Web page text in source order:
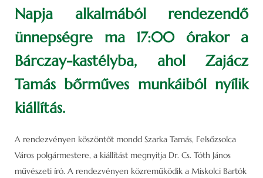
Napja alkalmából rendezendő
ünnepségre ma 17:00 órakor a
Bárczay-kastélyba, ahol Zajácz
Tamás bőrműves munkáiból nyílik
kiállítás.
A rendezvényen köszöntőt mondd Szarka Tamás, Felsőzsolca
Város polgármestere, a kiállítást megnyitja Dr. Cs. Tóth János
művészeti író. A rendezvényen közreműködik a Miskolci Bartók